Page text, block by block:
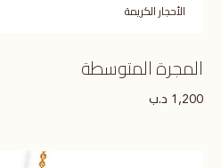
الأحجار الكريمة
المجرة المتوسطة
1,200 د.ب